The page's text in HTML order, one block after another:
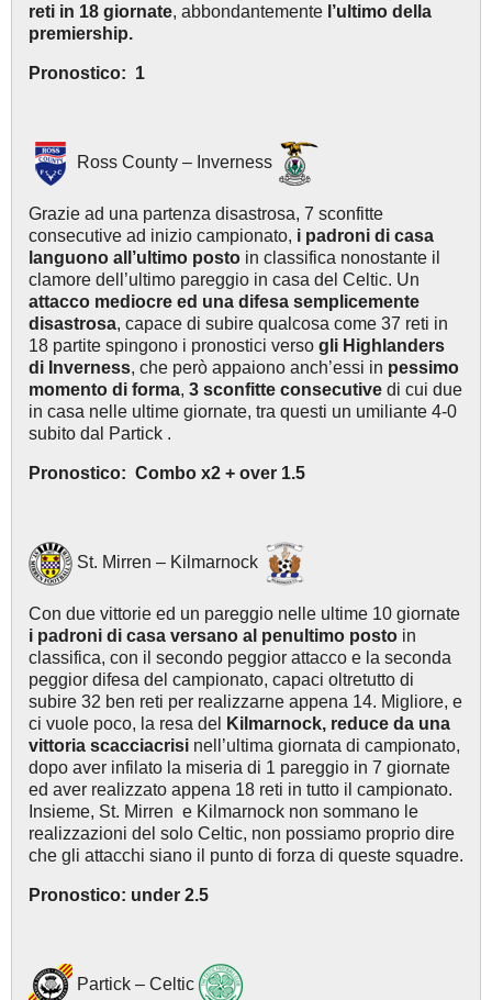
reti in 18 giornate, abbondantemente l’ultimo della
premiership.
Pronostico: 1
Ross County – Inverness
Grazie ad una partenza disastrosa, 7 sconfitte
consecutive ad inizio campionato, i padroni di casa
languono all’ultimo posto in classifica nonostante il
clamore dell’ultimo pareggio in casa del Celtic. Un
attacco mediocre ed una difesa semplicemente
disastrosa, capace di subire qualcosa come 37 reti in
18 partite spingono i pronostici verso gli Highlanders
di Inverness, che però appaiono anch’essi in pessimo
momento di forma, 3 sconfitte consecutive di cui due
in casa nelle ultime giornate, tra questi un umiliante 4-0
subito dal Partick .
Pronostico: Combo x2 + over 1.5
St. Mirren – Kilmarnock
Con due vittorie ed un pareggio nelle ultime 10 giornate
i padroni di casa versano al penultimo posto in
classifica, con il secondo peggior attacco e la seconda
peggior difesa del campionato, capaci oltretutto di
subire 32 ben reti per realizzarne appena 14. Migliore, e
ci vuole poco, la resa del
Kilmarnock, reduce da una
vittoria scacciacrisi nell’ultima giornata di campionato,
dopo aver infilato la miseria di 1 pareggio in 7 giornate
ed aver realizzato appena 18 reti in tutto il campionato.
Insieme, St. Mirren e Kilmarnock non sommano le
realizzazioni del solo Celtic, non possiamo proprio dire
che gli attacchi siano il punto di forza di queste squadre.
Pronostico: under 2.5
Partick – Celtic